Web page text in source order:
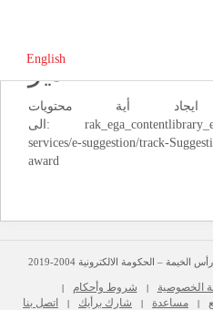
English
‏تحذير‏
أية محتويات
الى: ‭rak_ega_contentlibrary_en/hide_prd/general
services/e-suggestion/track-
– الحكومة الالكترونية 2004-2019
الخصوصية | شروط وأحكام |
| مساعدة | شارك برأيك | اتصل بنا